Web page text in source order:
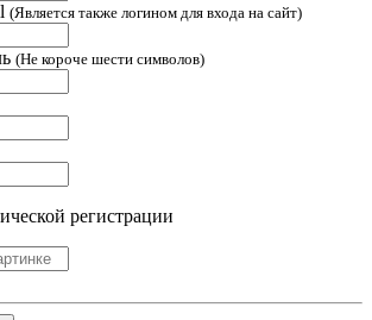
(Является также логином для входа на сайт)
(Не короче шести символов)
регистрации